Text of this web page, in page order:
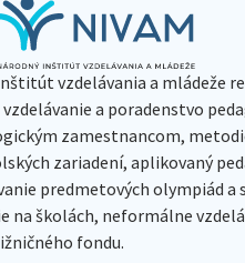
vzdelávania a mládeže
a poradenstvo
zamestnancom,
zariadení, aplikovaný
predmetových olympiád a
na školách, neformálne
fondu.